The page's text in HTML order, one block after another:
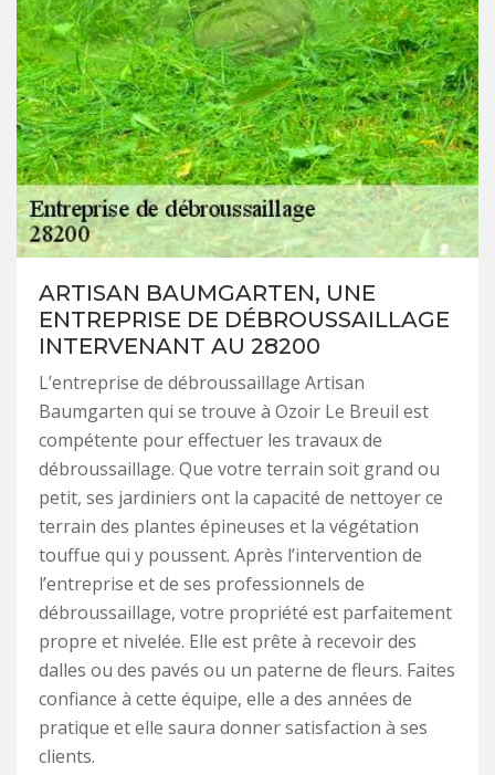
ARTISAN BAUMGARTEN, UNE
ENTREPRISE DE DÉBROUSSAILLAGE
INTERVENANT AU 28200
L’entreprise de débroussaillage Artisan
Baumgarten qui se trouve à Ozoir Le Breuil est
compétente pour effectuer les travaux de
débroussaillage. Que votre terrain soit grand ou
petit, ses jardiniers ont la capacité de nettoyer ce
terrain des plantes épineuses et la végétation
touffue qui y poussent. Après l’intervention de
l’entreprise et de ses professionnels de
débroussaillage, votre propriété est parfaitement
propre et nivelée. Elle est prête à recevoir des
dalles ou des pavés ou un paterne de fleurs. Faites
confiance à cette équipe, elle a des années de
pratique et elle saura donner satisfaction à ses
clients.